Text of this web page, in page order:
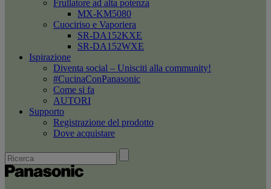
Frullatore ad alta potenza
MX-KM5080
Cuociriso e Vaporiera
SR-DA152KXE
SR-DA152WXE
Ispirazione
Diventa social – Unisciti alla community!
#CucinaConPanasonic
Come si fa
AUTORI
Supporto
Registrazione del prodotto
Dove acquistare